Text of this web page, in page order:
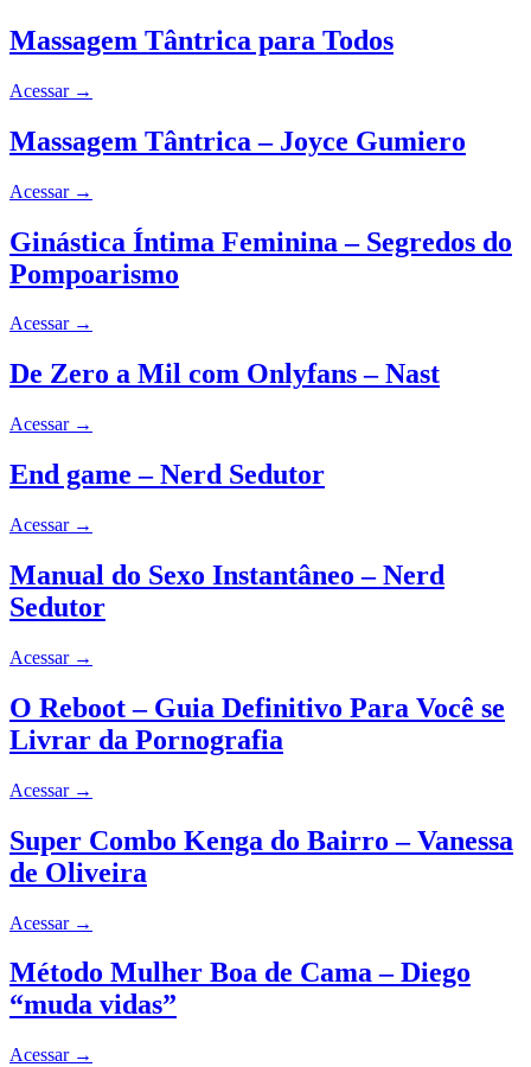
Massagem Tântrica para Todos
Acessar →
Massagem Tântrica – Joyce Gumiero
Acessar →
Ginástica Íntima Feminina – Segredos do
Pompoarismo
Acessar →
De Zero a Mil com Onlyfans – Nast
Acessar →
End game – Nerd Sedutor
Acessar →
Manual do Sexo Instantâneo – Nerd
Sedutor
Acessar →
O Reboot – Guia Definitivo Para Você se
Livrar da Pornografia
Acessar →
Super Combo Kenga do Bairro – Vanessa
de Oliveira
Acessar →
Método Mulher Boa de Cama – Diego
“muda vidas”
Acessar →